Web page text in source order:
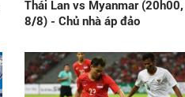
Thái Lan vs Myanmar (20h00,
8/8) - Chủ nhà áp đảo